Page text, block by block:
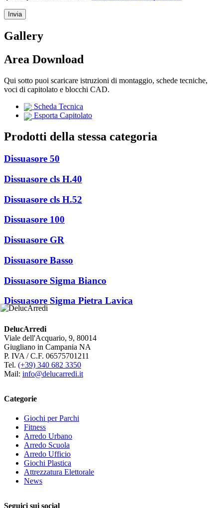
Gallery
Area Download
Qui sotto puoi scaricare istruzioni di montaggio, schede tecniche,
voci di capitolato e blocchi CAD.
Scheda Tecnica
Esporta Capitolato
Prodotti della stessa categoria
Dissuasore 50
Dissuasore cls H.40
Dissuasore cls H.52
Dissuasore 100
Dissuasore GR
Dissuasore Basso
Dissuasore Sigma Bianco
Dissuasore Sigma Pietra Lavica
DelucArredi
Viale dell'Acquario, 9, 80014
Giugliano in Campania NA
P. IVA / C.F. 06575701211
Tel. (+39) 340 682 3350
Mail: info@delucarredi.it
Categorie
Giochi per Parchi
Fitness
Arredo Urbano
Arredo Scuola
Arredo Ufficio
Giochi Plastica
Attrezzatura Elettorale
News
Seguici sui social